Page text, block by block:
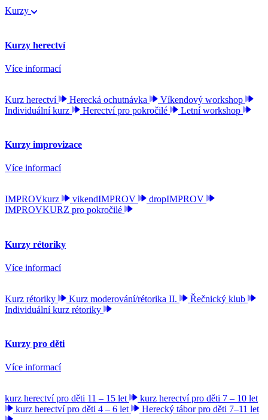
Kurzy
Kurzy herectví
Více informací
Kurz herectví Herecká ochutnávka
Víkendový workshop
Individuální kurz
Herectví pro pokročilé Letní workshop
Kurzy improvizace
Více informací
IMPROVkurz vikendIMPROV
dropIMPROV
IMPROVKURZ pro pokročilé
Kurzy rétoriky
Více informací
Kurz rétoriky Kurz moderování/rétorika II.
Řečnický klub
Individuální kurz rétoriky
Kurzy pro děti
Více informací
kurz herectví pro děti 11 – 15 let
kurz herectví pro děti 7 – 10 let
kurz herectví pro děti 4 – 6 let
Herecký tábor pro děti 7–11 let